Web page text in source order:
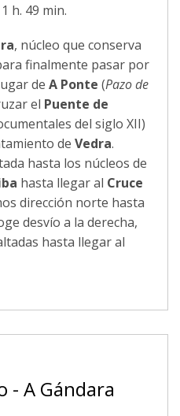
1 h. 49 min.
, núcleo que conserva
finalmente pasar por
de A Ponte (Pazo de
el Puente de
del siglo XII)
de Vedra.
hasta los núcleos de
hasta llegar al Cruce
dirección norte hasta
desvío a la derecha,
hasta llegar al
- A Gándara